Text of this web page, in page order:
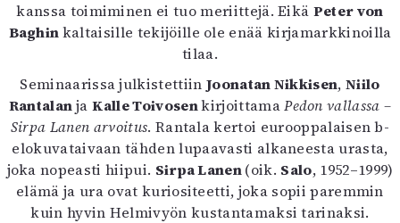
kanssa toimiminen ei tuo meriittejä. Eikä Peter von
Baghinkaltaisille tekijöille ole enää kirjamarkkinoilla
tilaa.
Seminaarissa julkistettiin Joonatan Nikkisen,Niilo
Rantalanja Kalle ToivosenkirjoittamaPedon vallassa –
Sirpa Lanen arvoitus. Rantala kertoi eurooppalaisen b-
elokuvataivaan tähden lupaavasti alkaneesta urasta,
joka nopeasti hiipui. Sirpa Lanen(oik. Salo, 1952–1999)
elämä ja ura ovat kuriositeetti, joka sopii paremmin
kuin hyvin Helmivyön kustantamaksi tarinaksi.